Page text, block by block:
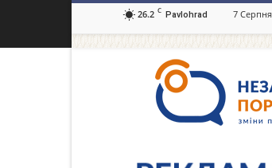
26.2 C Pavlohrad 7